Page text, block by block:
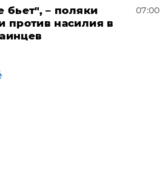
– поляки
против насилия в
07:00